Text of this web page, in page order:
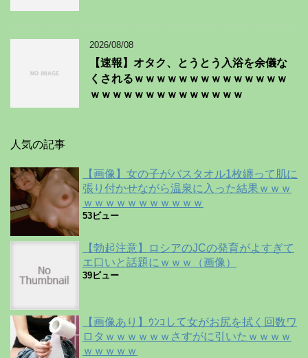
2026/08/08
【速報】オタク、とうとう入浴を余儀な
くされるｗｗｗｗｗｗｗｗｗｗｗｗｗｗ
ｗｗｗｗｗｗｗｗｗｗｗｗｗｗ
人気の記事
【画像】女の子がバスタオル1枚纏って肌に
張り付かせながら温泉に入った結果ｗｗｗ
ｗｗｗｗｗｗｗｗｗｗｗ
53ビュー
【勃起注意】ロシアのJCの発育がよすぎて
エ口いと話題にｗｗｗ（画像）
39ビュー
【画像あり】ｳﾝｺして女がお尻を拭く回数ワ
ロタｗｗｗｗｗｗさすがに引いたｗｗｗｗ
ｗｗｗｗｗ